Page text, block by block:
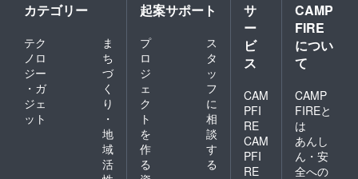
カテゴリー
テク
ノロ
ジー
・ガ
ジェ
ット
ま
ち
づ
く
り
・
地
域
活
起案サポート
プ
ロ
ジ
ェ
ク
ト
を
作
る
ス
タ
ッ
フ
に
相
談
す
る
サ
ー
ビ
ス
CAM
PFI
RE
CAM
PFI
RE
CAMP
FIRE
につい
て
CAMP
FIREと
は
あんし
ん・安
全への